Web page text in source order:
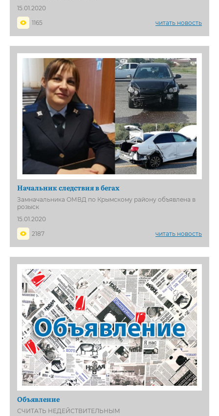
15.01.2020
1165
читать новость
Начальник следствия в бегах
Замначальника ОМВД по Крымскому району объявлена в
розыск
15.01.2020
2187
читать новость
Объявление
СЧИТАТЬ НЕДЕЙСТВИТЕЛЬНЫМ